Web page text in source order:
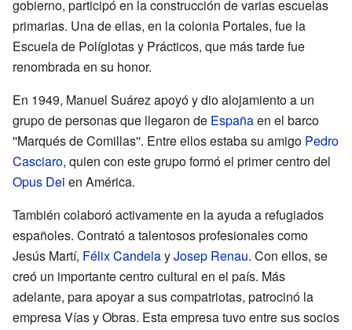
gobierno, participó en la construcción de varias escuelas
primarias. Una de ellas, en la colonia Portales, fue la
Escuela de Políglotas y Prácticos, que más tarde fue
renombrada en su honor.
En 1949, Manuel Suárez apoyó y dio alojamiento a un
grupo de personas que llegaron de Españaen el barco
''Marqués de Comillas''. Entre ellos estaba su amigo Pedro
Casciaro, quien con este grupo formó el primer centro del
Opus Dei en América.
También colaboró activamente en la ayuda a refugiados
españoles. Contrató a talentosos profesionales como
Jesús Martí, Félix CandelayJosep Renau. Con ellos, se
creó un importante centro cultural en el país. Más
adelante, para apoyar a sus compatriotas, patrocinó la
empresa Vías y Obras. Esta empresa tuvo entre sus socios